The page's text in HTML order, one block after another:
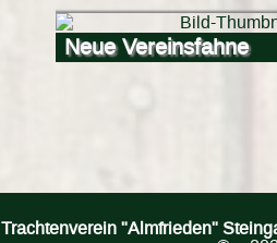
Trachtenverein "Almfrieden"
Neue Vereinsfahne